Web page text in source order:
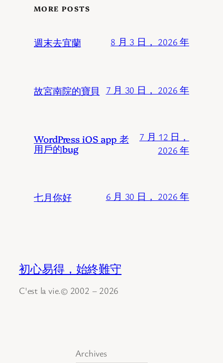
MORE POSTS
週末去宜蘭 8 月 3 日， 2026 年
故宮南院的寶貝 7 月 30 日， 2026 年
WordPress iOS app 老
用戶的bug
7 月 12 日，
2026 年
七月你好 6 月 30 日， 2026 年
初心易得，始終難守
C'est la vie.© 2002 – 2026
Archives